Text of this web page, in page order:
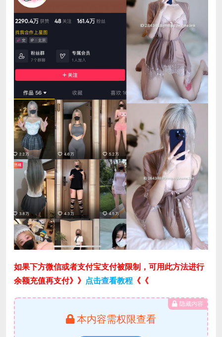
如果下方微信或者支付宝支付被限制，可用此方法进行
余额充值再支付》》 点击查看教程 《《
隐藏内容
本内容需权限查看